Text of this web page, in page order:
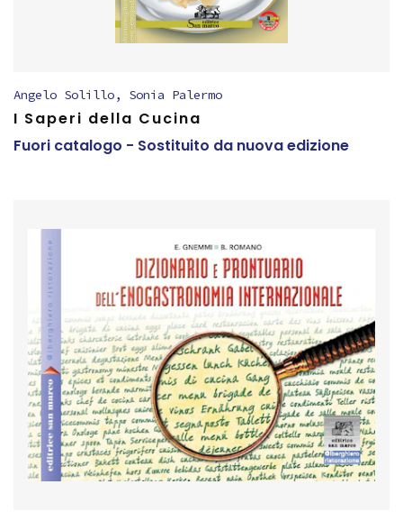
Angelo Solillo, Sonia Palermo
I Saperi della Cucina
Fuori catalogo - Sostituito da nuova edizione